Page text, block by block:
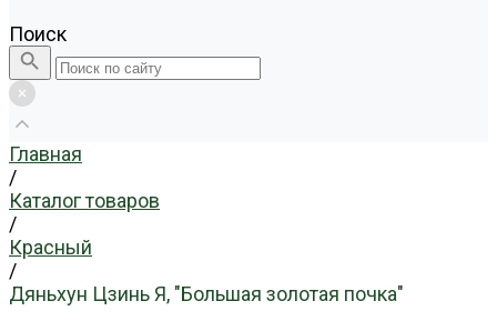
Поиск
Главная
/
Каталог товаров
/
Красный
/
Дяньхун Цзинь Я, "Большая золотая почка"